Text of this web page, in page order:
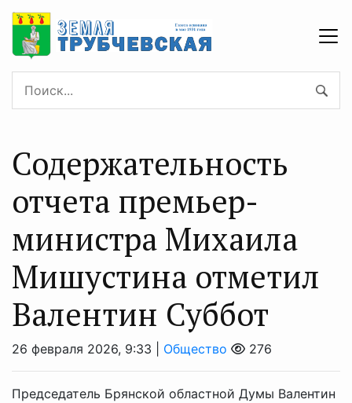
Содержательность
отчета премьер-
министра Михаила
Мишустина отметил
Валентин Суббот
26 февраля 2026, 9:33 | Общество 276
Председатель Брянской областной Думы Валентин